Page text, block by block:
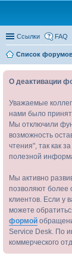
Ссылки FAQ
Список
О деактивации
Уважаемые
нами было
Мы отключили
возможность
чтения", так как
полезной
Мы активно
позволяют более
клиентов. Если у
можете
формой
Service Desk. По
коммерческого